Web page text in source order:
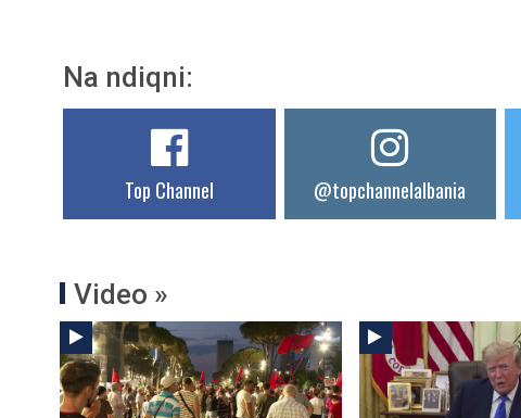
Na ndiqni:
Top Channel @topchannelalbania
Video »